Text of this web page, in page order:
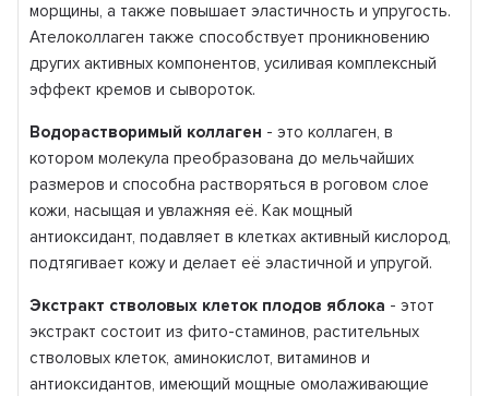
морщины, а также повышает эластичность и упругость.
Ателоколлаген также способствует проникновению
других активных компонентов, усиливая комплексный
эффект кремов и сывороток.
Водорастворимый коллаген - это коллаген, в
котором молекула преобразована до мельчайших
размеров и способна растворяться в роговом слое
кожи, насыщая и увлажняя её. Как мощный
антиоксидант, подавляет в клетках активный кислород,
подтягивает кожу и делает её эластичной и упругой.
Экстракт стволовых клеток плодов яблока - этот
экстракт состоит из фито-стаминов, растительных
стволовых клеток, аминокислот, витаминов и
антиоксидантов, имеющий мощные омолаживающие